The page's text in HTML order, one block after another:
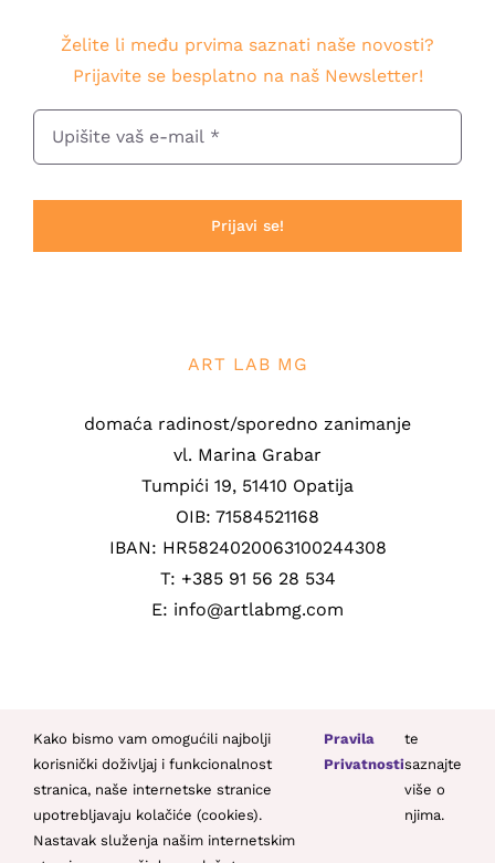
Želite li među prvima saznati naše novosti?
Prijavite se besplatno na naš Newsletter!
Prijavi se!
ART LAB MG
domaća radinost/sporedno zanimanje
vl. Marina Grabar
Tumpići 19, 51410 Opatija
OIB: 71584521168
IBAN: HR5824020063100244308
T: +385 91 56 28 534
E: info@artlabmg.com
© Copyright 2021 -2026 | Sva prava pridržana | By SYSTICH
Kako bismo vam omogućili najbolji
korisnički doživljaj i funkcionalnost
stranica, naše internetske stranice
upotrebljavaju kolačiće (cookies).
Nastavak služenja našim internetskim
Pravila
Privatnosti
te
saznajte
više o
njima.